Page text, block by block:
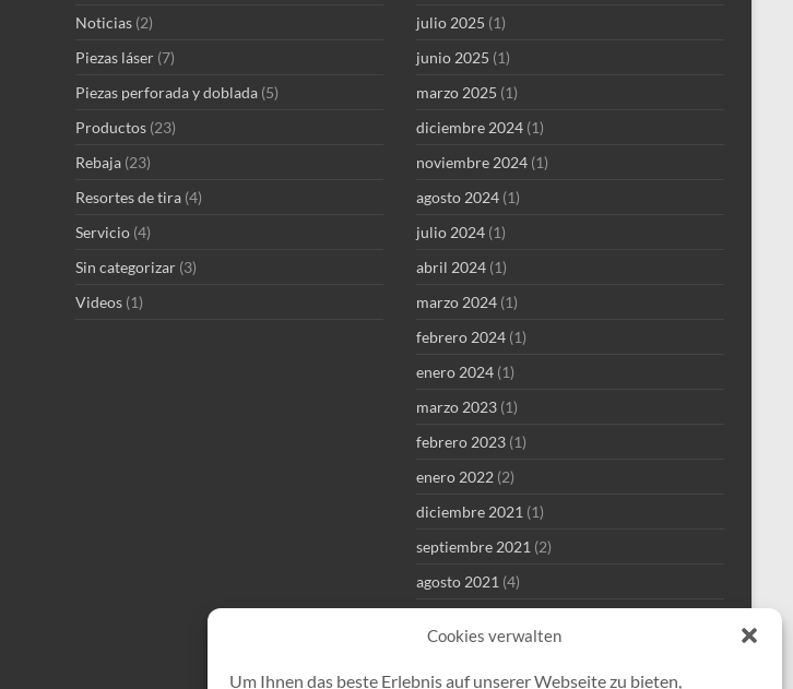
Cookies verwalten
Um Ihnen das beste Erlebnis auf unserer Webseite zu bieten,
Noticias (2)
Piezas láser (7)
Piezas perforada y doblada (5)
Productos (23)
Rebaja (23)
Resortes de tira (4)
Servicio (4)
Sin categorizar (3)
Videos (1)
julio 2025 (1)
junio 2025 (1)
marzo 2025 (1)
diciembre 2024 (1)
noviembre 2024 (1)
agosto 2024 (1)
julio 2024 (1)
abril 2024 (1)
marzo 2024 (1)
febrero 2024 (1)
enero 2024 (1)
marzo 2023 (1)
febrero 2023 (1)
enero 2022 (2)
diciembre 2021 (1)
septiembre 2021 (2)
agosto 2021 (4)